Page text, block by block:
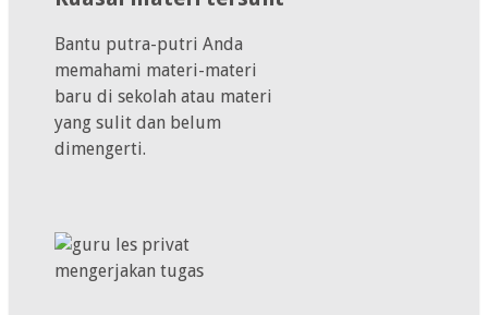
Bantu putra-putri Anda
memahami materi-materi
baru di sekolah atau materi
yang sulit dan belum
dimengerti.